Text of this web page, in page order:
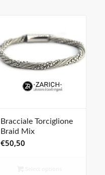
Bracciale Torciglione
Braid Mix
€50,50